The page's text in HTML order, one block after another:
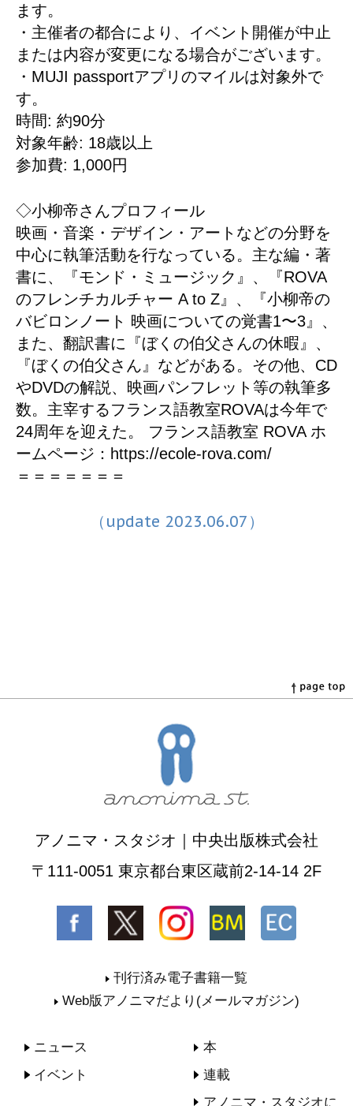
ます。
・主催者の都合により、イベント開催が中止
または内容が変更になる場合がございます。
・MUJI passportアプリのマイルは対象外で
す。
時間: 約90分
対象年齢: 18歳以上
参加費: 1,000円
◇小柳帝さんプロフィール
映画・音楽・デザイン・アートなどの分野を
中心に執筆活動を行なっている。主な編・著
書に、『モンド・ミュージック』、『ROVA
のフレンチカルチャー A to Z』、『小柳帝の
バビロンノート 映画についての覚書1〜3』、
また、翻訳書に『ぼくの伯父さんの休暇』、
『ぼくの伯父さん』などがある。その他、CD
やDVDの解説、映画パンフレット等の執筆多
数。主宰するフランス語教室ROVAは今年で
24周年を迎えた。 フランス語教室 ROVA ホ
ームページ：https://ecole-rova.com/
＝＝＝＝＝＝＝
（update 2023.06.07）
アノニマ・スタジオ｜中央出版株式会社
〒111-0051 東京都台東区蔵前2-14-14 2F
刊行済み電子書籍一覧
Web版アノニマだより(メールマガジン)
ニュース
本
イベント
連載
アノニマ・スタジオに